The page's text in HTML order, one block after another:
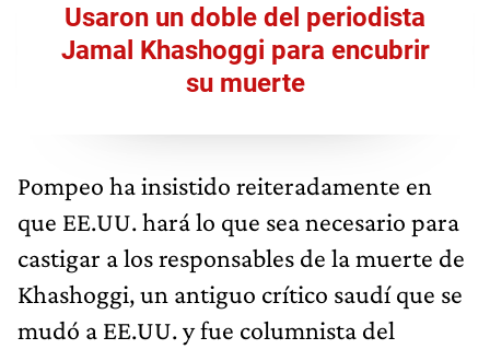
Usaron un doble del periodista
Jamal Khashoggi para encubrir
su muerte
Pompeo ha insistido reiteradamente en
que EE.UU. hará lo que sea necesario para
castigar a los responsables de la muerte de
Khashoggi, un antiguo crítico saudí que se
mudó a EE.UU. y fue columnista del